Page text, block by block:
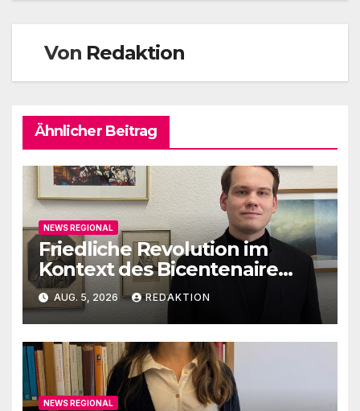
Von Redaktion
Ähnlicher Beitrag
NEWS REGIONAL
Friedliche Revolution im
Kontext des Bicentenaire
1789-1989
AUG. 5, 2026 REDAKTION
NEWS REGIONAL